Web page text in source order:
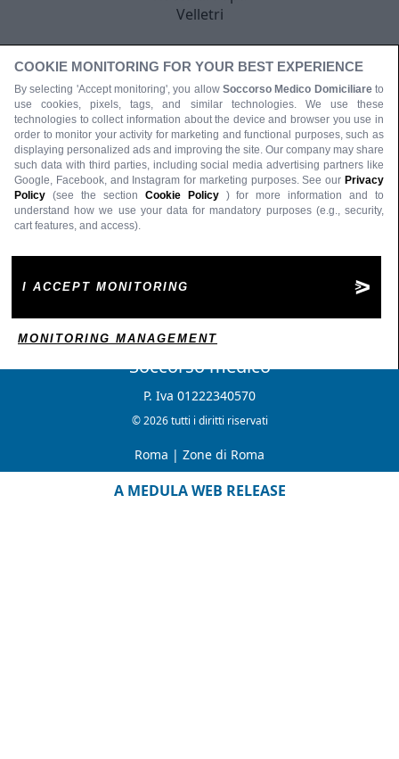
Velletri
Soccorso medico
P. Iva 01222340570
© 2026 tutti i diritti riservati
Roma | Zone di Roma
A MEDULA WEB RELEASE
COOKIE MONITORING FOR YOUR BEST EXPERIENCE
By selecting 'Accept monitoring', you allow Soccorso Medico Domiciliare to
use cookies, pixels, tags, and similar technologies. We use these
technologies to collect information about the device and browser you use in
order to monitor your activity for marketing and functional purposes, such as
displaying personalized ads and improving the site. Our company may share
such data with third parties, including social media advertising partners like
Google, Facebook, and Instagram for marketing purposes. See our Privacy
Policy (see the section Cookie Policy
) for more information and to
understand how we use your data for mandatory purposes (e.g., security,
cart features, and access).
I ACCEPT MONITORING
MONITORING MANAGEMENT